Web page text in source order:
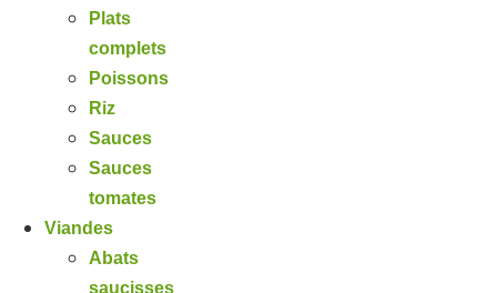
Plats
complets
Poissons
Riz
Sauces
Sauces
tomates
Viandes
Abats
saucisses